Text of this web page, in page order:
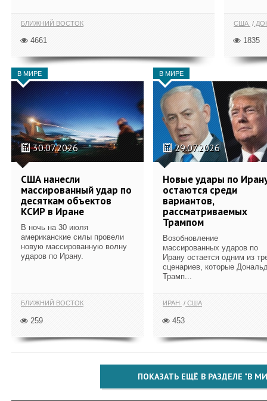
БЛИЖНИЙ ВОСТОК
4661
США
1835
В МИРЕ
30.07.2026
США нанесли
массированный удар по
десяткам объектов
КСИР в Иране
В ночь на 30 июля
американские силы провели
новую массированную волну
ударов по Ирану.
БЛИЖНИЙ ВОСТОК
259
В МИРЕ
29.07.2026
Новые удары по
остаются среди
вариантов,
рассматриваемых
Трампом
Возобновление
массированных ударов по
Ирану остается одним из
сценариев, которые
Трамп...
ИРАН США
453
ПОКАЗАТЬ ЕЩЁ В РАЗДЕЛЕ "В